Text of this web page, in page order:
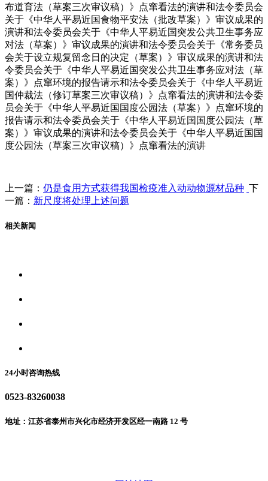
布道育法（草案三次审议稿）》点窜看法的演讲和法令委员会
关于《中华人平易近国食物平安法（批改草案）》审议成果的
演讲和法令委员会关于《中华人平易近国突发公共卫生事务应
对法（草案）》审议成果的演讲和法令委员会关于《常务委员
会关于设立规复留念日的决定（草案）》审议成果的演讲和法
令委员会关于《中华人平易近国突发公共卫生事务应对法（草
案）》点窜环境的报告请示和法令委员会关于《中华人平易近
国仲裁法（修订草案三次审议稿）》点窜看法的演讲和法令委
员会关于《中华人平易近国国度公园法（草案）》点窜环境的
报告请示和法令委员会关于《中华人平易近国国度公园法（草
案）》审议成果的演讲和法令委员会关于《中华人平易近国国
度公园法（草案三次审议稿）》点窜看法的演讲
上一篇： 仍是食用方式获得我国检疫准入动动物源材品种 下
一篇： 新尺度将处理上述问题
相关新闻
24小时咨询热线
0523-83260038
地址：江苏省泰州市兴化市经济开发区经一南路 12 号